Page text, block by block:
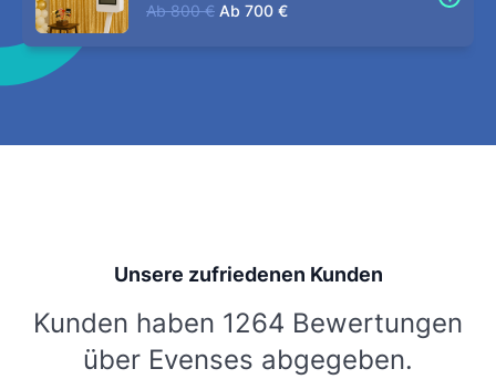
Ab 800 € Ab 700 €
Unsere zufriedenen Kunden
Kunden haben 1264 Bewertungen
über Evenses abgegeben.